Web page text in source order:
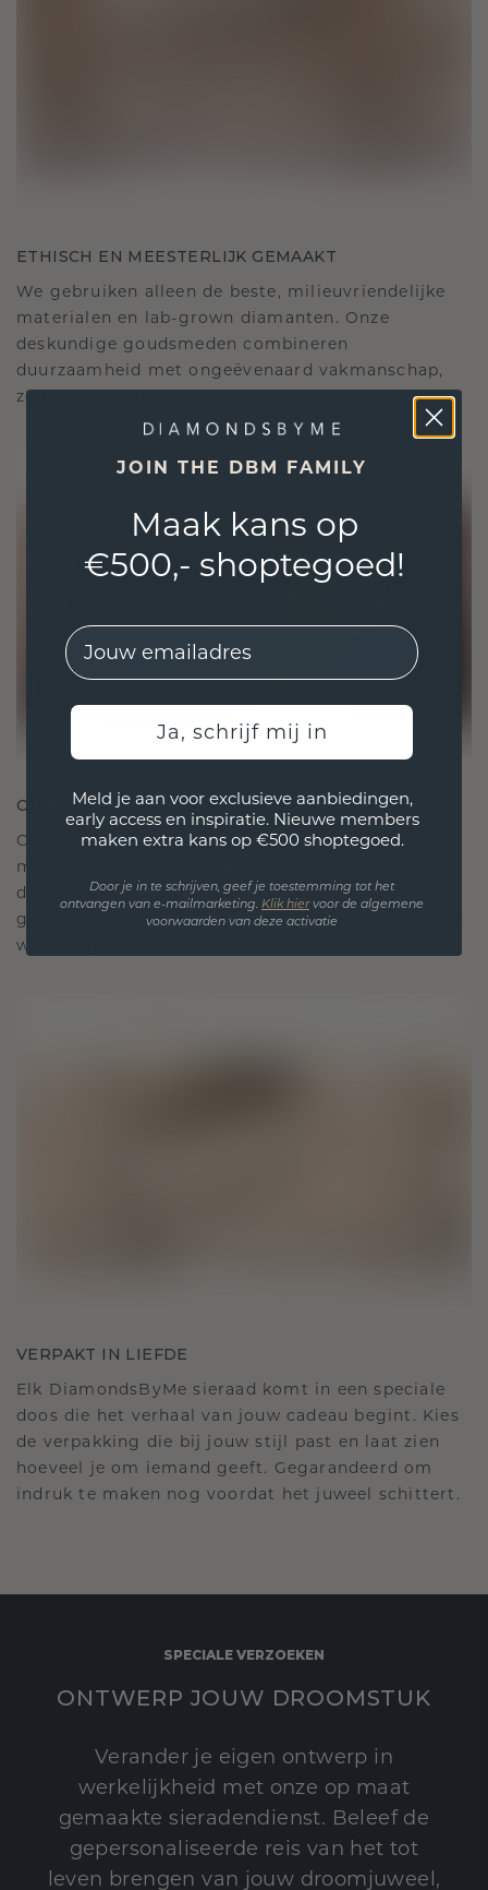
ETHISCH EN MEESTERLIJK GEMAAKT
We gebruiken alleen de beste, milieuvriendelijke
materialen en lab-grown diamanten. Onze
deskundige goudsmeden combineren
duurzaamheid met ongeëvenaard vakmanschap,
zodat je sieraden zowel ethisch als prachtig zijn.
ONTWORPEN VOOR VERBINDING
Onze ontwerpfilosofie is gericht op verbinding,
met elk stuk ontworpen om de tand des tijds te
doorstaan. Het wordt jouw symbool van liefde en
gekoesterde momenten, bedoeld om voor altijd te
worden gedragen en gekoesterd.
VERPAKT IN LIEFDE
Elk DiamondsByMe sieraad komt in een speciale
doos die het verhaal van jouw cadeau begint. Kies
de verpakking die bij jouw stijl past en laat zien
hoeveel je om iemand geeft. Gegarandeerd om
indruk te maken nog voordat het juweel schittert.
SPECIALE VERZOEKEN
ONTWERP JOUW DROOMSTUK
Verander je eigen ontwerp in
werkelijkheid met onze op maat
gemaakte sieradendienst. Beleef de
gepersonaliseerde reis van het tot
leven brengen van jouw droomjuweel,
JOIN THE DBM FAMILY
Maak kans op
€500,- shoptegoed!
EMail
Ja, schrijf mij in
Meld je aan voor exclusieve aanbiedingen,
early access en inspiratie. Nieuwe members
maken extra kans op €500 shoptegoed.
Door je in te schrijven, geef je toestemming tot het
ontvangen van e-mailmarketing. Klik hiervoor de algemene
voorwaarden van deze activatie